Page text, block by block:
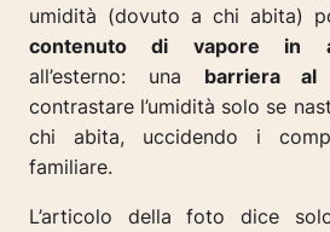
umidità (dovuto a chi abita)
contenuto di vapore in
all’esterno: una barriera al
contrastare l’umidità solo se
chi abita, uccidendo i
familiare.
L’articolo della foto dice